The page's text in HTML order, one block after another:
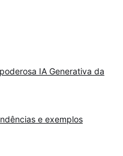
IA Generativa da
e exemplos